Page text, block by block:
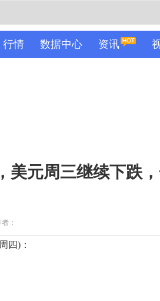
行情 数据中心 资讯
美元周三继续下跌
：
四)：